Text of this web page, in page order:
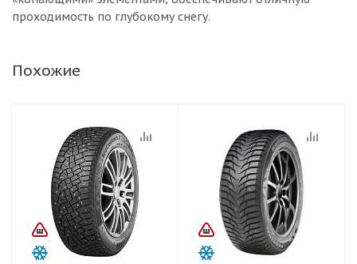
проходимость по глубокому снегу.
Похожие